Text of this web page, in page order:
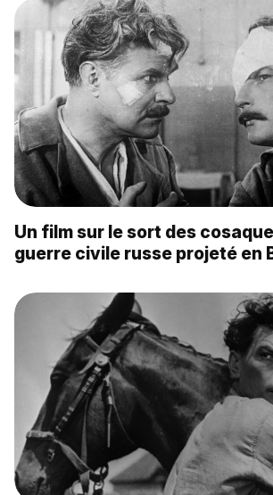
Un film sur le sort des
guerre civile russe projeté en